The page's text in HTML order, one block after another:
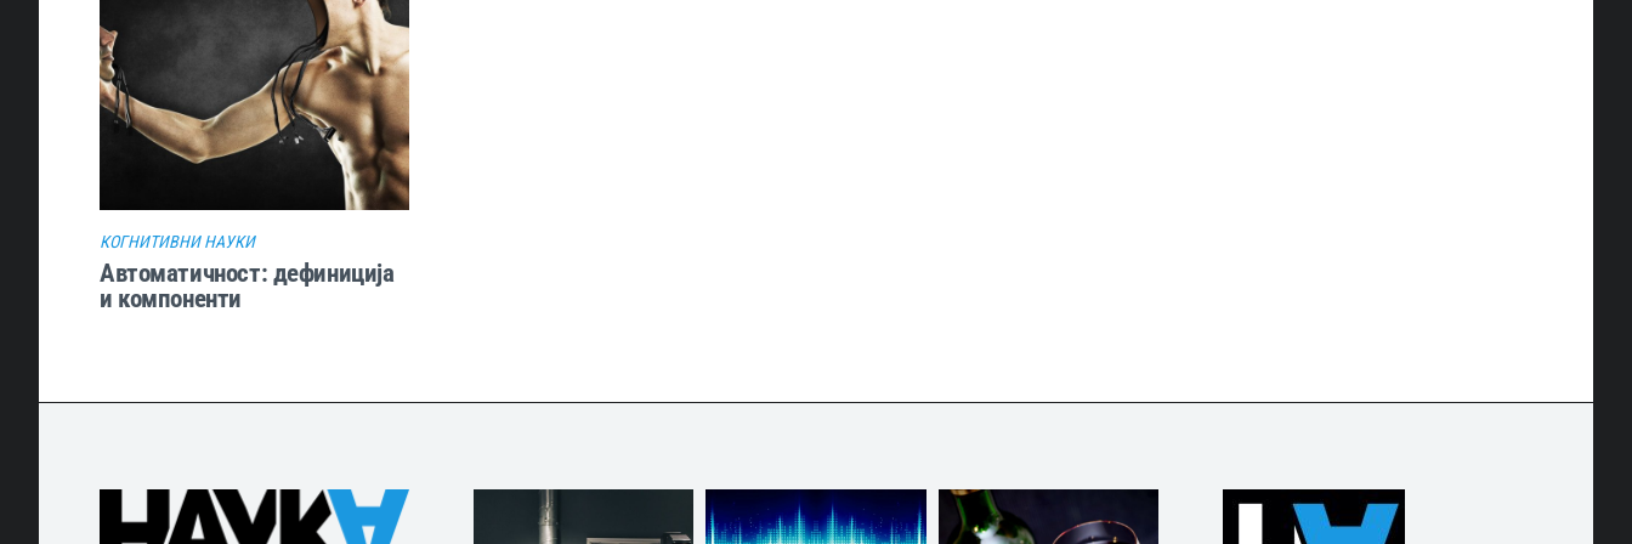
КОГНИТИВНИ НАУКИ
Автоматичност: дефиниција
и компоненти